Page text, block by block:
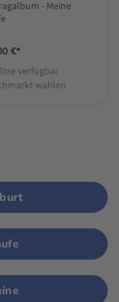
- Meine
€*
verfügbar
wählen